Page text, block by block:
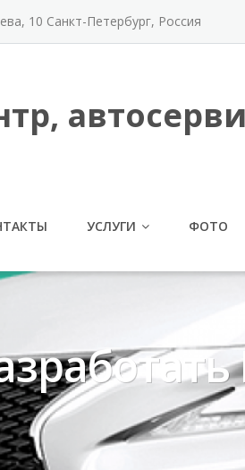
10 Санкт-Петербург, Россия
УСЛУГИ ФОТО